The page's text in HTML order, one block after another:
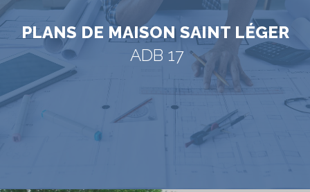
PLANS DE MAISON SAINT LÉGER
ADB 17